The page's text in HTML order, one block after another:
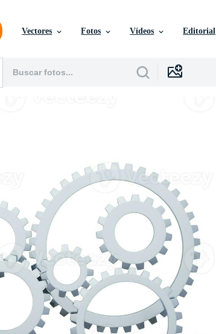
Vectores Fotos Vídeos Editorial